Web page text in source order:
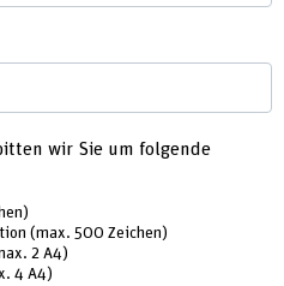
wir Sie um folgende
(max. 500 Zeichen)
2 A4)
4 A4)